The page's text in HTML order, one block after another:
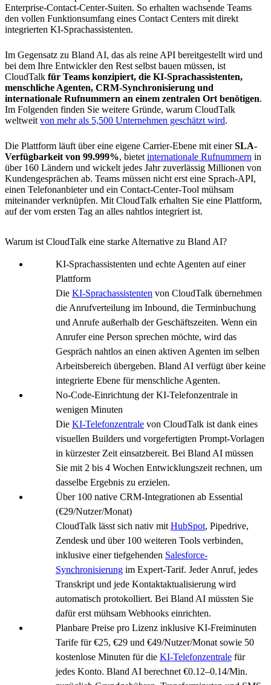
Enterprise-Contact-Center-Suiten. So erhalten wachsende Teams
den vollen Funktionsumfang eines Contact Centers mit direkt
integrierten KI-Sprachassistenten.
Im Gegensatz zu Bland AI, das als reine API bereitgestellt wird und
bei dem Ihre Entwickler den Rest selbst bauen müssen, ist
CloudTalk für Teams konzipiert, die KI-Sprachassistenten,
menschliche Agenten, CRM-Synchronisierung und
internationale Rufnummern an einem zentralen Ort benötigen.
Im Folgenden finden Sie weitere Gründe, warum CloudTalk
weltweit von mehr als 5,500 Unternehmen geschätzt wird.
Die Plattform läuft über eine eigene Carrier-Ebene mit einerSLA-
Verfügbarkeit von 99.999%, bietet internationale Rufnummern in
über 160 Ländern und wickelt jedes Jahr zuverlässig Millionen von
Kundengesprächen ab. Teams müssen nicht erst eine Sprach-API,
einen Telefonanbieter und ein Contact-Center-Tool mühsam
miteinander verknüpfen. Mit CloudTalk erhalten Sie eine Plattform,
auf der vom ersten Tag an alles nahtlos integriert ist.
Warum ist CloudTalk eine starke Alternative zu Bland AI?
KI-Sprachassistenten und echte Agenten auf einer
Plattform
Die KI-Sprachassistenten von CloudTalk übernehmen
die Anrufverteilung im Inbound, die Terminbuchung
und Anrufe außerhalb der Geschäftszeiten. Wenn ein
Anrufer eine Person sprechen möchte, wird das
Gespräch nahtlos an einen aktiven Agenten im selben
Arbeitsbereich übergeben. Bland AI verfügt über keine
integrierte Ebene für menschliche Agenten.
No-Code-Einrichtung der KI-Telefonzentrale in
wenigen Minuten
Die KI-Telefonzentrale von CloudTalk ist dank eines
visuellen Builders und vorgefertigten Prompt-Vorlagen
in kürzester Zeit einsatzbereit. Bei Bland AI müssen
Sie mit 2 bis 4 Wochen Entwicklungszeit rechnen, um
dasselbe Ergebnis zu erzielen.
Über 100 native CRM-Integrationen ab Essential
(€29/Nutzer/Monat)
CloudTalk lässt sich nativ mit HubSpot, Pipedrive,
Zendesk und über 100 weiteren Tools verbinden,
inklusive einer tiefgehenden Salesforce-
Synchronisierung im Expert-Tarif. Jeder Anruf, jedes
Transkript und jede Kontaktaktualisierung wird
automatisch protokolliert. Bei Bland AI müssten Sie
dafür erst mühsam Webhooks einrichten.
Planbare Preise pro Lizenz inklusive KI-Freiminuten
Tarife für €25, €29 und €49/Nutzer/Monat sowie 50
kostenlose Minuten für die KI-Telefonzentrale für
jedes Konto. Bland AI berechnet €0.12–0.14/Min.